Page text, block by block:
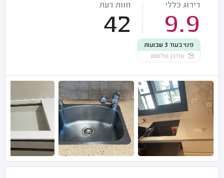
דירוג כללי
9.9
חוות דעת
42
פנוי בעוד 3 שבועות
עודכן שלשום